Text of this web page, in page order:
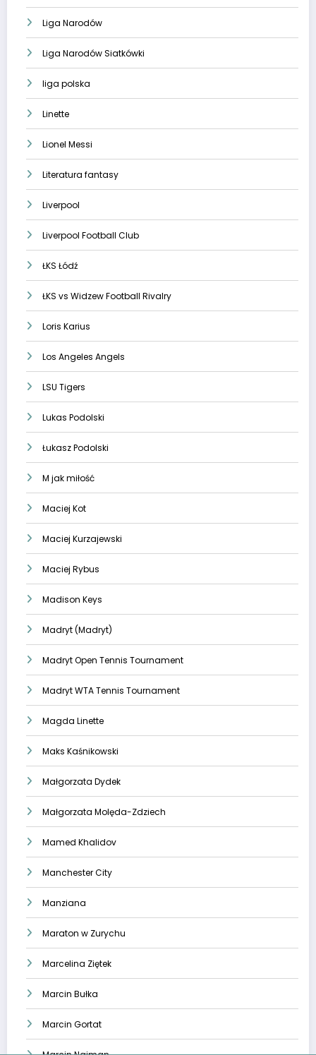
Liga Narodów
Liga Narodów Siatkówki
liga polska
Linette
Lionel Messi
Literatura fantasy
Liverpool
Liverpool Football Club
ŁKS Łódź
ŁKS vs Widzew Football Rivalry
Loris Karius
Los Angeles Angels
LSU Tigers
Lukas Podolski
Łukasz Podolski
M jak miłość
Maciej Kot
Maciej Kurzajewski
Maciej Rybus
Madison Keys
Madryt (Madryt)
Madryt Open Tennis Tournament
Madryt WTA Tennis Tournament
Magda Linette
Maks Kaśnikowski
Małgorzata Dydek
Małgorzata Molęda-Zdziech
Mamed Khalidov
Manchester City
Manziana
Maraton w Zurychu
Marcelina Ziętek
Marcin Bułka
Marcin Gortat